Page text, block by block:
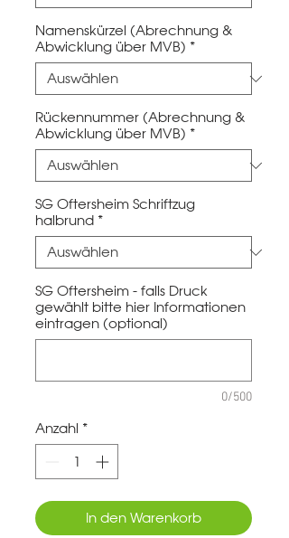
Namenskürzel (Abrechnung &
Abwicklung über MVB) *
Rückennummer (Abrechnung &
Abwicklung über MVB) *
SG Oftersheim Schriftzug
halbrund *
SG Oftersheim - falls Druck
gewählt bitte hier Informationen
eintragen (optional)
0/500
Anzahl *
In den Warenkorb